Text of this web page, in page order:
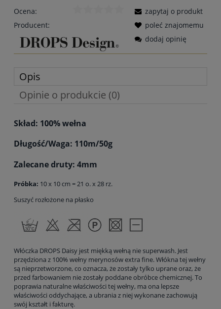
Ocena:
Producent:
zapytaj o produkt
poleć znajomemu
dodaj opinię
Opis
Opinie o produkcie (0)
Skład: 100% wełna
Długość/Waga: 110m/50g
Zalecane druty: 4mm
Próbka: 10 x 10 cm = 21 o. x 28 rz.
Suszyć rozłożone na płasko
Włóczka DROPS Daisy jest miękką wełną nie superwash. Jest
przędziona z 100% wełny merynosów extra fine. Włókna tej wełny
są nieprzetworzone, co oznacza, że zostały tylko uprane oraz, że
przed farbowaniem nie zostały poddane obróbce chemicznej. To
poprawia naturalne właściwości tej wełny, ma ona lepsze
właściwości oddychające, a ubrania z niej wykonane zachowują
swój kształt i fakturę.